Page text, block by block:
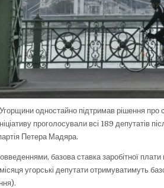
одностайно підтримав рішення
проголосували всі 189 депутатів
Петера Мадяра.
базова ставка заробітної
угорські депутати отримуватимуть